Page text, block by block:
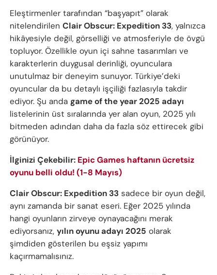
Eleştirmenler tarafından “başyapıt” olarak
nitelendirilen Clair Obscur: Expedition 33, yalnızca
hikâyesiyle değil, görselliği ve atmosferiyle de övgü
topluyor. Özellikle oyun içi sahne tasarımları ve
karakterlerin duygusal derinliği, oyunculara
unutulmaz bir deneyim sunuyor. Türkiye’deki
oyuncular da bu detaylı işçiliği fazlasıyla takdir
ediyor. Şu anda game of the year 2025 adayı
listelerinin üst sıralarında yer alan oyun, 2025 yılı
bitmeden adından daha da fazla söz ettirecek gibi
görünüyor.
İlginizi Çekebilir: Epic Games haftanın ücretsiz
oyunu belli oldu! (1-8 Mayıs)
Clair Obscur: Expedition 33 sadece bir oyun değil,
aynı zamanda bir sanat eseri. Eğer 2025 yılında
hangi oyunların zirveye oynayacağını merak
ediyorsanız, yılın oyunu adayı 2025 olarak
şimdiden gösterilen bu eşsiz yapımı
kaçırmamalısınız.